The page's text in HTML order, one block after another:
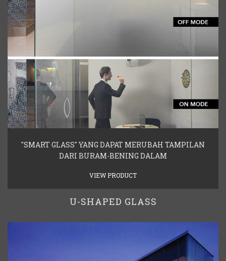
"SMART GLASS" YANG DAPAT MERUBAH TAMPILAN
DARI BURAM-BENING DALAM
VIEW PRODUCT
U-SHAPED GLASS